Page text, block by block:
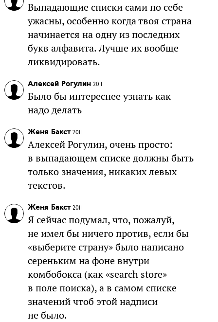
Выпадающие списки сами по себе
ужасны, особенно когда твоя страна
начинается на одну из последних
букв алфавита. Лучше их вообще
ликвидировать.
Алексей Рогулин 2011
Было бы интереснее узнать как
надо делать
Женя Бакст 2011
Алексей Рогулин, очень просто:
в выпадающем списке должны быть
только значения, никаких левых
текстов.
Женя Бакст 2011
Я сейчас подумал, что, пожалуй,
не имел бы ничего против, если бы
«выберите страну» было написано
сереньким на фоне внутри
комбобокса (как «search store»
в поле поиска), а в самом списке
значений чтоб этой надписи
не было.